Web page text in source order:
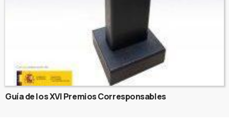
Guía de los XVI Premios Corresponsables